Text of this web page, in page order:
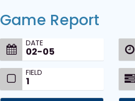
Game Report
DATE
02-05
FIELD
1